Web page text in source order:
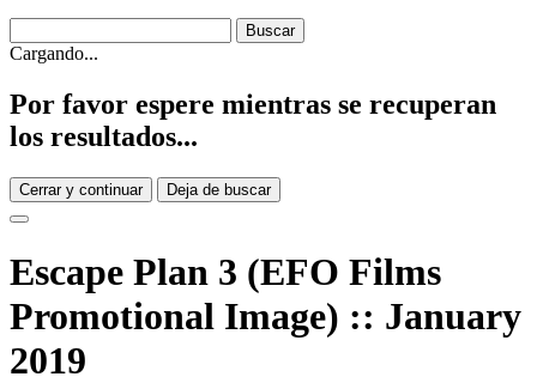
Cargando...
Por favor espere mientras se recuperan
los resultados...
Cerrar y continuar Deja de buscar
Escape Plan 3 (EFO Films
Promotional Image) :: January
2019